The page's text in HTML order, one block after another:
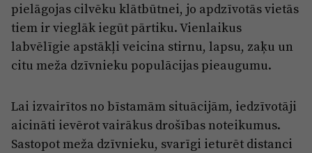
Privātuma politika
Ētikas kodekss
Lietošanas noteikumi
Sludinājumi
pielāgojas cilvēku klātbūtnei, jo apdzīvotās vietās
tiem ir vieglāk iegūt pārtiku. Vienlaikus
labvēlīgie apstākļi veicina stirnu, lapsu, zaķu un
citu meža dzīvnieku populācijas pieaugumu.
Lai izvairītos no bīstamām situācijām, iedzīvotāji
aicināti ievērot vairākus drošības noteikumus.
Sastopot meža dzīvnieku, svarīgi ieturēt distanci